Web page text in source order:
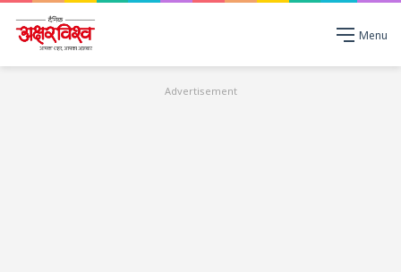
Menu
Advertisement